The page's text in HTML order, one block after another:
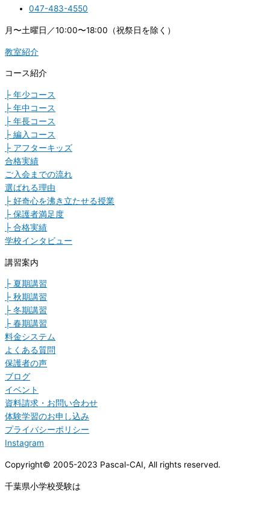
047-483-4550
月〜土曜日／10:00〜18:00（祝祭日を除く）
教室紹介
コース紹介
├ 年少コース
├ 年中コース
├ 年長コース
├ 編入コース
├ アフターキッズ
合格実績
ご入会までの流れ
選ばれる理由
├ 好奇心を沸き立たせる授業
├ 保護者満足度
├ 合格実績
学校インタビュー
講習案内
├ 夏期講習
├ 秋期講習
├ 冬期講習
├ 春期講習
料金システム
よくある質問
保護者の声
ブログ
イベント
資料請求・お問い合わせ
体験学習のお申し込み
プライバシーポリシー
Instagram
Copyright© 2005-2023 Pascal-CAI, All rights reserved.
千葉県小学校受験は